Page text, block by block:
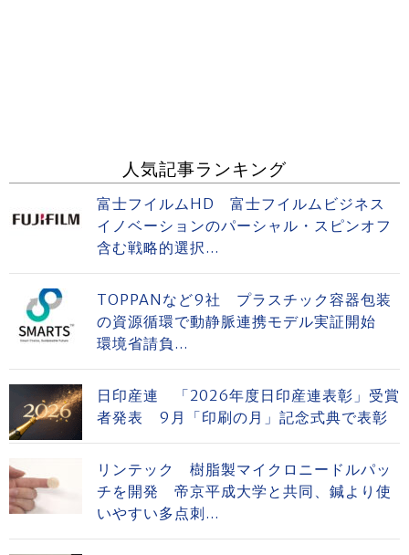
人気記事ランキング
富士フイルムHD 富士フイルムビジネス
イノベーションのパーシャル・スピンオフ
含む戦略的選択...
TOPPANなど9社 プラスチック容器包装
の資源循環で動静脈連携モデル実証開始
環境省請負...
日印産連 「2026年度日印産連表彰」受賞
者発表 9月「印刷の月」記念式典で表彰
リンテック 樹脂製マイクロニードルパッ
チを開発 帝京平成大学と共同、鍼より使
いやすい多点刺...